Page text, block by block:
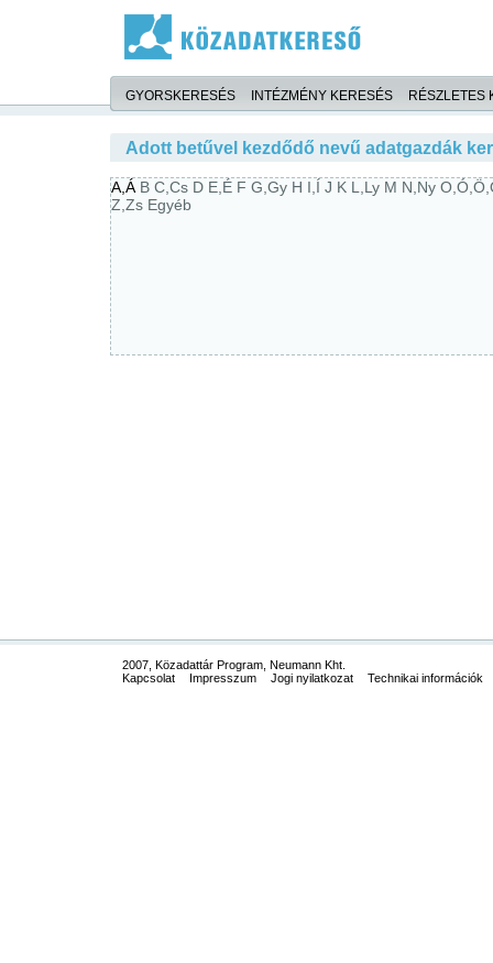
GYORSKERESÉS INTÉZMÉNY KERESÉS RÉSZLETES
Adott betűvel kezdődő nevű adatgazdák
A,Á B C,Cs D E,É F G,Gy H I,Í J K L,Ly M N,Ny
Z,Zs Egyéb
2007, Közadattár Program, Neumann Kht.
Kapcsolat
Impresszum Jogi nyilatkozat Technikai információk